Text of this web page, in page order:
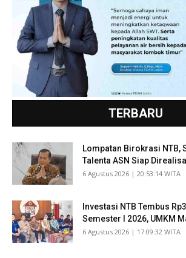
TERBARU
Lompatan Birokrasi NTB,
Talenta ASN Siap
​6 Agustus 2026 | 20:53:14 WITA
Investasi NTB Tembus
Semester I 2026, UMKM
​6 Agustus 2026 | 17:09:32 WITA